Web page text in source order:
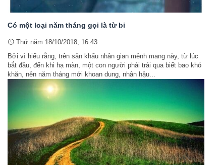
Có một loại năm tháng gọi là từ bi
Thứ năm 18/10/2018, 16:43
Bởi vì hiểu rằng, trên sân khấu nhân gian mênh mang này, từ lúc
bắt đầu, đến khi hạ màn, một con người phải trải qua biết bao khó
khăn, nên năm tháng mới khoan dung, nhân hậu...